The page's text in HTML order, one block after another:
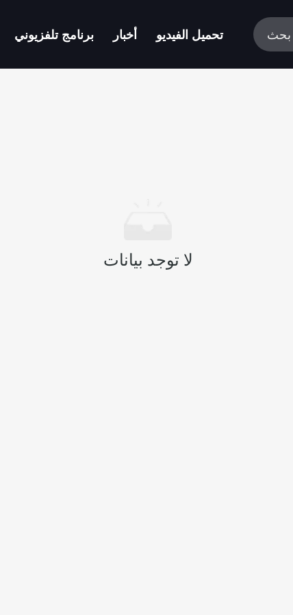
برنامج تلفزيوني أخبار تحميل الفيديو
لا توجد بيانات